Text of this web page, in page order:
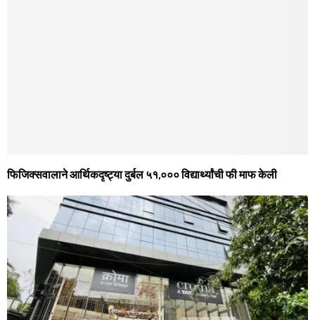
फिजिक्सवालाने आर्थिकदृष्ट्या दुर्बल ५१,००० विद्यार्थ्यांची फी माफ केली